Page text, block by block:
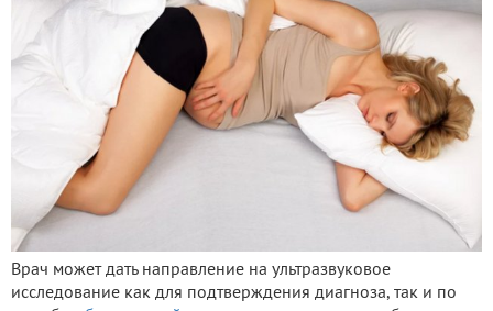
Врач может дать направление на ультразвуковое
исследование как для подтверждения диагноза, так и по